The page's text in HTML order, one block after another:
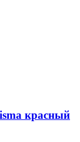
красный